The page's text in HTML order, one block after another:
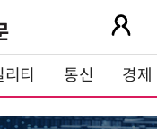
티 통신 경제